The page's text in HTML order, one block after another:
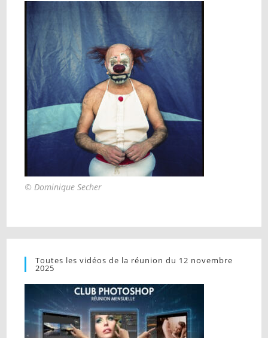
© Dominique Secher
Toutes les vidéos de la réunion du 12 novembre
2025